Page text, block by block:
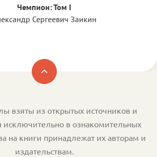
Чемпион: Том I
Сергеевич Заикин
взяты из открытых источников и
исключительно в ознакомительных
на книги принадлежат их авторам и
издательствам.